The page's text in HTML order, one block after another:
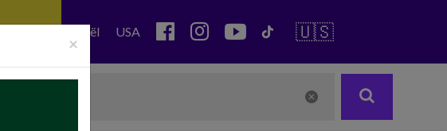
Israël USA 🇺🇸
×